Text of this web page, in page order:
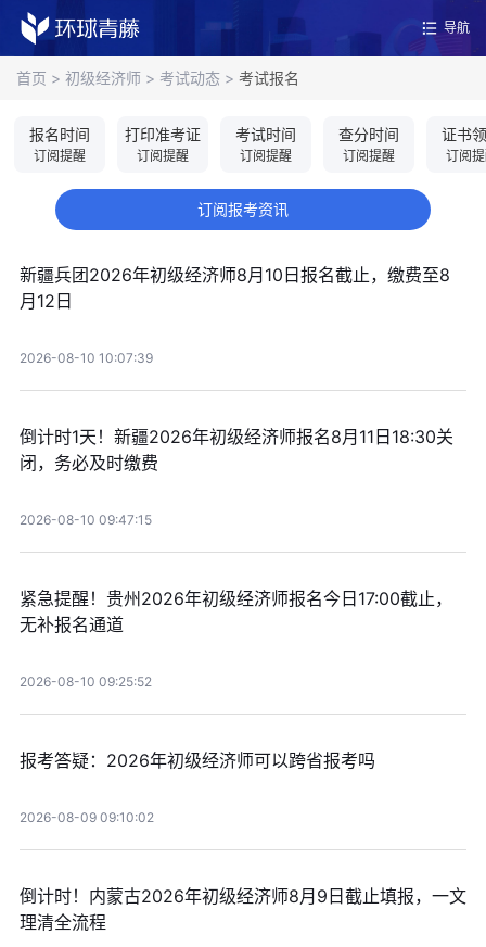
导航
首页 > 初级经济师 > 考试动态 > 考试报名
报名时间
订阅提醒
打印准考证
订阅提醒
考试时间
订阅提醒
查分时间
订阅提醒
证书
订阅
订阅报考资讯
新疆兵团2026年初级经济师8月10日报名截止，缴费至8
月12日
2026-08-10 10:07:39
倒计时1天！新疆2026年初级经济师报名8月11日18:30关
闭，务必及时缴费
2026-08-10 09:47:15
紧急提醒！贵州2026年初级经济师报名今日17:00截止，
无补报名通道
2026-08-10 09:25:52
报考答疑：2026年初级经济师可以跨省报考吗
2026-08-09 09:10:02
倒计时！内蒙古2026年初级经济师8月9日截止填报，一文
理清全流程